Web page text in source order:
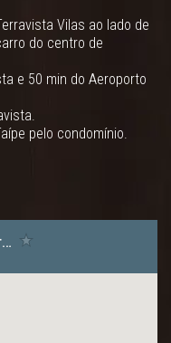
Vilas ao lado de
do centro de
e 50 min do Aeroporto
pelo condomínio.